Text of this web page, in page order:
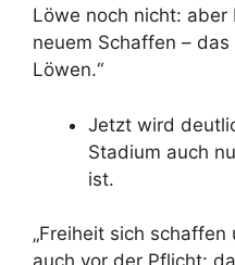
Löwe noch nicht: aber
neuem Schaffen –
Löwen.“
Jetzt wird
Stadium auch
ist.
„Freiheit sich
auch vor der Pflicht: